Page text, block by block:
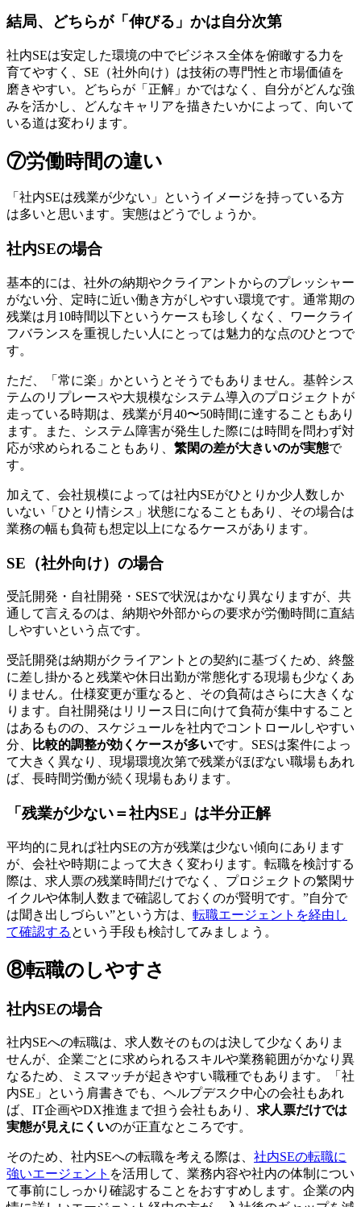
結局、どちらが「伸びる」かは自分次第
社内SEは安定した環境の中でビジネス全体を俯瞰する力を
育てやすく、SE（社外向け）は技術の専門性と市場価値を
磨きやすい。どちらが「正解」かではなく、自分がどんな強
みを活かし、どんなキャリアを描きたいかによって、向いて
いる道は変わります。
⑦労働時間の違い
「社内SEは残業が少ない」というイメージを持っている方
は多いと思います。実態はどうでしょうか。
社内SEの場合
基本的には、社外の納期やクライアントからのプレッシャー
がない分、定時に近い働き方がしやすい環境です。通常期の
残業は月10時間以下というケースも珍しくなく、
ワークライ
フバランスを重視したい人にとっては魅力的な点のひとつで
す。
ただ、「常に楽」かというとそうでもありません。基幹シス
テムのリプレースや大規模なシステム導入のプロジェクトが
走っている時期は、残業が月40〜50時間に達することもあり
ます。また、システム障害が発生した際には時間を問わず対
応が求められることもあり、 繁閑の差が大きいのが実態で
す。
加えて、会社規模によっては社内SEがひとりか少人数しか
いない「ひとり情シス」状態になることもあり、その場合は
業務の幅も負荷も想定以上になるケースがあります。
SE（社外向け）の場合
受託開発・自社開発・SESで状況はかなり異なりますが、共
通して言えるのは、納期や外部からの要求が労働時間に直結
しやすいという点です。
受託開発は納期がクライアントとの契約に基づくため、 終盤
に差し掛かると残業や休日出勤が常態化する現場も少なくあ
りません。仕様変更が重なると、その負荷はさらに大きくな
ります。自社開発はリリース日に向けて負荷が集中すること
はあるものの、スケジュールを社内でコントロールしやすい
分、
比較的調整が効くケースが多いです。SESは案件によっ
て大きく異なり、現場環境次第で残業がほぼない職場もあれ
ば、 長時間労働が続く現場もあります。
「残業が少ない＝社内SE」は半分正解
平均的に見れば社内SEの方が残業は少ない傾向にあります
が、会社や時期によって大きく変わります。転職を検討する
際は、求人票の残業時間だけでなく、プロジェクトの繁閑サ
イクルや体制人数まで確認しておくのが賢明です。”自分で
は聞き出しづらい”という方は、 転職エージェントを経由し
て確認する という手段も検討してみましょう。
⑧転職のしやすさ
社内SEの場合
社内SEへの転職は、求人数そのものは決して少なくありま
せんが、企業ごとに求められるスキルや業務範囲がかなり異
なるため、ミスマッチが起きやすい職種でもあります。「社
内SE」という肩書きでも、ヘルプデスク中心の会社もあれ
ば、IT企画やDX推進まで担う会社もあり、 求人票だけでは
実態が見えにくいのが正直なところです。
そのため、社内SEへの転職を考える際は、 社内SEの転職に
強いエージェント を活用して、業務内容や社内の体制につい
て事前にしっかり確認することをおすすめします。企業の内